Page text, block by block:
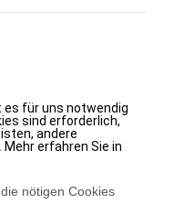
es für uns notwendig
sind erforderlich,
andere
Mehr erfahren Sie in
nötigen Cookies